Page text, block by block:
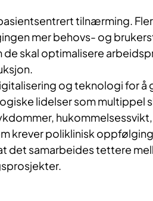
tilnærming.
mer behovs- og
de skal optimalisere
og teknologi for å
lidelser som multippel
krever poliklinisk
det samarbeides tettere